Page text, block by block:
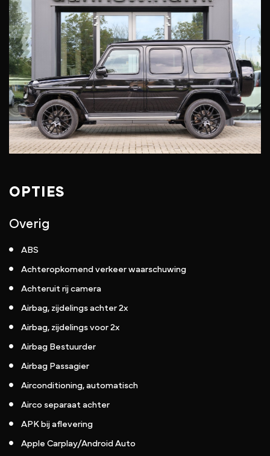
OPTIES
Overig
ABS
Achteropkomend verkeer waarschuwing
Achteruit rij camera
Airbag, zijdelings achter 2x
Airbag, zijdelings voor 2x
Airbag Bestuurder
Airbag Passagier
Airconditioning, automatisch
Airco separaat achter
APK bij aflevering
Apple Carplay/Android Auto